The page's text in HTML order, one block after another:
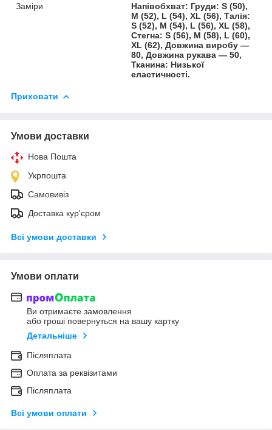
Заміри
Напівобхват: Груди: S (50),
M (52), L (54), XL (56), Талія:
S (52), M (54), L (56), XL (58),
Стегна: S (56), M (58), L (60),
XL (62), Довжина виробу —
80, Довжина рукава — 50,
Тканина: Низької
еластичності.
Приховати
Умови доставки
Нова Пошта
Укрпошта
Самовивіз
Доставка кур'єром
Всі умови доставки
Умови оплати
Ви отримаєте замовлення
або гроші повернуться на вашу картку
Детальніше
Післяплата
Оплата за реквізитами
Післяплата
Всі умови оплати